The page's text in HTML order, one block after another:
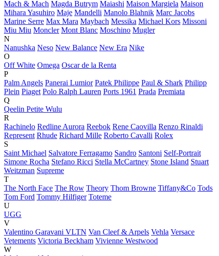
Mach & Mach Magda Butrym Maiashi Maison Margiela Maison
Mihara Yasuhiro Maje Mandelli Manolo Blahnik Marc Jacobs
Marine Serre Max Mara Maybach Messika Michael Kors Missoni
Miu Miu Moncler Mont Blanc Moschino Mugler
N
Nanushka Neso New Balance New Era Nike
O
Off White Omega Oscar de la Renta
P
Palm Angels Panerai Lumior Patek Philippe Paul & Shark Philipp
Plein Piaget Polo Ralph Lauren Ports 1961 Prada Premiata
Q
Qeelin Petite Wulu
R
Rachinelo Redline Aurora Reebok Rene Caovilla Renzo Rinaldi
Represent Rhude Richard Mille Roberto Cavalli Rolex
S
Saint Michael Salvatore Ferragamo Sandro Santoni Self-Portrait
Simone Rocha Stefano Ricci Stella McCartney Stone Island Stuart
Weitzman Supreme
T
The North Face The Row Theory Thom Browne Tiffany&Co Tods
Tom Ford Tommy Hilfiger Toteme
U
UGG
V
Valentino Garavani VLTN Van Cleef & Arpels Vehla Versace
Vetements Victoria Beckham Vivienne Westwood
W